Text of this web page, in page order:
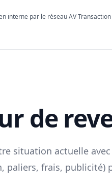
interne par le réseau AV
de
situation actuelle
paliers, frais,